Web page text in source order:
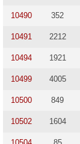
10490 352
10491 2212
10494 1921
10499 4005
10500 849
10502 1604